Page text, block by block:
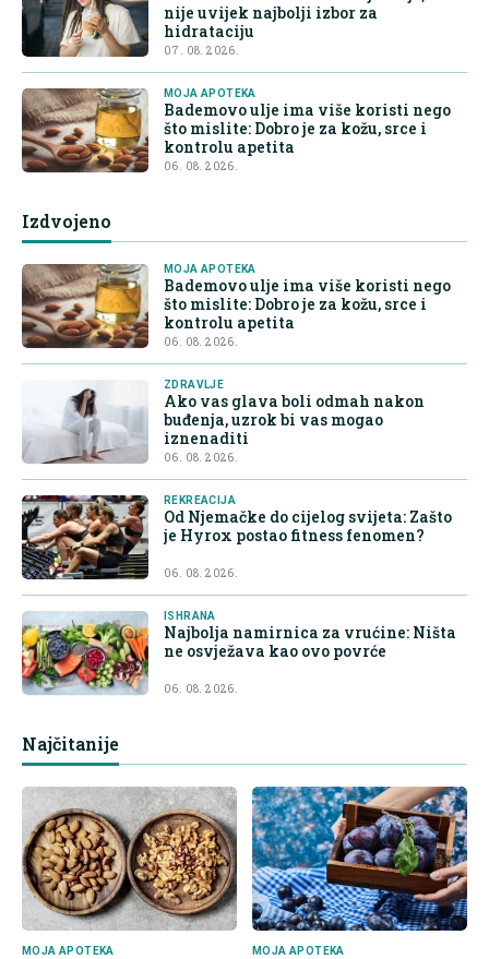
nije uvijek najbolji izbor za
hidrataciju
07. 08. 2026.
MOJA APOTEKA
Bademovo ulje ima više koristi nego
što mislite: Dobro je za kožu, srce i
kontrolu apetita
06. 08. 2026.
Izdvojeno
MOJA APOTEKA
Bademovo ulje ima više koristi nego
što mislite: Dobro je za kožu, srce i
kontrolu apetita
06. 08. 2026.
ZDRAVLJE
Ako vas glava boli odmah nakon
buđenja, uzrok bi vas mogao
iznenaditi
06. 08. 2026.
REKREACIJA
Od Njemačke do cijelog svijeta: Zašto
je Hyrox postao fitness fenomen?
06. 08. 2026.
ISHRANA
Najbolja namirnica za vrućine: Ništa
ne osvježava kao ovo povrće
06. 08. 2026.
Najčitanije
MOJA APOTEKA MOJA APOTEKA